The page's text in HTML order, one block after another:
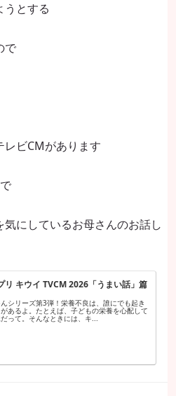
うとする
で
レビCMがあります
にしているお母さんのお話し
リ キウイ TVCM 2026「うまい話」篇
シリーズ第3弾！栄養不良は、誰にでも起き
あるよ。たとえば、子どもの栄養を心配して
って。そんなときには、キ...